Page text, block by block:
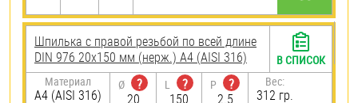
Шпилька с правой резьбой по всей длине
DIN 976 20х150 мм (нерж.) A4 (AISI 316)
Материал
A4 (AISI 316)
Ø
?
20
L
?
150
P
?
2.5
Вес:
312 гр.
В СПИСОК